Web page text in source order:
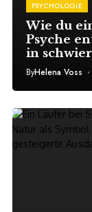
PSYCHOLOGIE
Wie du
Psyche
in
innerlich
ByHelena Voss